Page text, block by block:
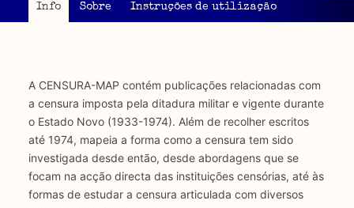
Info Sobre Instruções de utilização
A CENSURA-MAP contém publicações relacionadas com
a censura imposta pela ditadura militar e vigente durante
o Estado Novo (1933-1974). Além de recolher escritos
até 1974, mapeia a forma como a censura tem sido
investigada desde então, desde abordagens que se
focam na acção directa das instituições censórias, até às
formas de estudar a censura articulada com diversos